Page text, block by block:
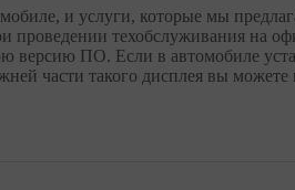
и услуги, которые мы
проведении техобслуживания на
версию ПО. Если в автомобиле
части такого дисплея вы